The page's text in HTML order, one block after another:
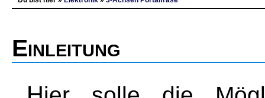
Einleitung